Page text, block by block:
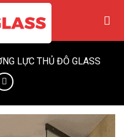
LỰC THỦ ĐÔ GLASS